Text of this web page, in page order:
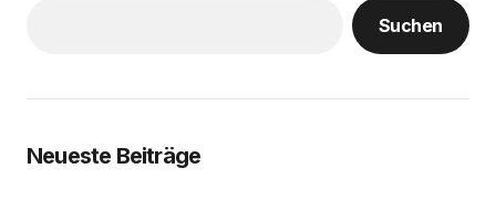
Suchen
Neueste Beiträge